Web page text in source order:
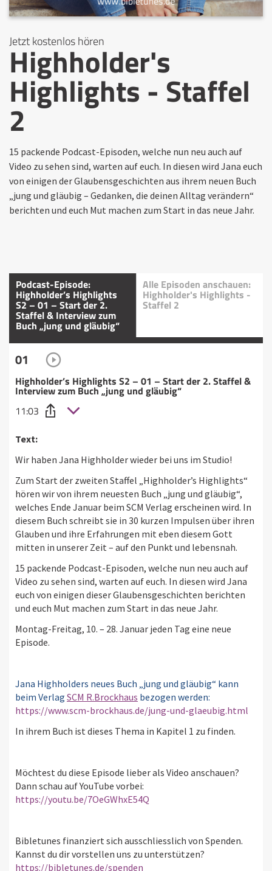
Jetzt kostenlos hören
Highholder's
Highlights - Staffel
2
15 packende Podcast-Episoden, welche nun neu auch auf
Video zu sehen sind, warten auf euch. In diesen wird Jana euch
von einigen der Glaubensgeschichten aus ihrem neuen Buch
„jung und gläubig – Gedanken, die deinen Alltag verändern“
berichten und euch Mut machen zum Start in das neue Jahr.
Podcast-Episode:
Highholder’s Highlights
S2 – 01 – Start der 2.
Staffel & Interview zum
Buch „jung und gläubig“
Alle Episoden anschauen:
Highholder's Highlights -
Staffel 2
01
Highholder’s Highlights S2 – 01 – Start der 2. Staffel &
Interview zum Buch „jung und gläubig“
11:03
Text:
Wir haben Jana Highholder wieder bei uns im Studio!
Zum Start der zweiten Staffel „Highholder’s Highlights“
hören wir von ihrem neuesten Buch „jung und gläubig“,
welches Ende Januar beim SCM Verlag erscheinen wird. In
diesem Buch schreibt sie in 30 kurzen Impulsen über ihren
Glauben und ihre Erfahrungen mit eben diesem Gott
mitten in unserer Zeit – auf den Punkt und lebensnah.
15 packende Podcast-Episoden, welche nun neu auch auf
Video zu sehen sind, warten auf euch. In diesen wird Jana
euch von einigen dieser Glaubensgeschichten berichten
und euch Mut machen zum Start in das neue Jahr.
Montag-Freitag, 10. – 28. Januar jeden Tag eine neue
Episode.
Jana Highholders neues Buch „jung und gläubig“ kann
beim Verlag SCM R.Brockhaus bezogen werden:
https://www.scm-brockhaus.de/jung-und-glaeubig.html
In ihrem Buch ist dieses Thema in Kapitel 1 zu finden.
Möchtest du diese Episode lieber als Video anschauen?
Dann schau auf YouTube vorbei:
https://youtu.be/7OeGWhxE54Q
Bibletunes finanziert sich ausschliesslich von Spenden.
Kannst du dir vorstellen uns zu unterstützen?
https://bibletunes.de/spenden